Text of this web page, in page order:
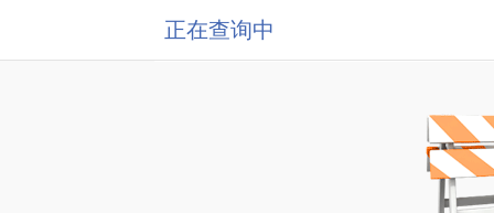
正在查询中